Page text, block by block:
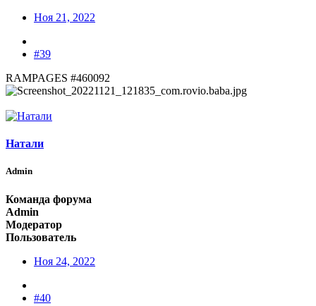
Ноя 21, 2022
#39
RAMPAGES #460092
Натали
Admin
Команда форума
Admin
Модератор
Пользователь
Ноя 24, 2022
#40